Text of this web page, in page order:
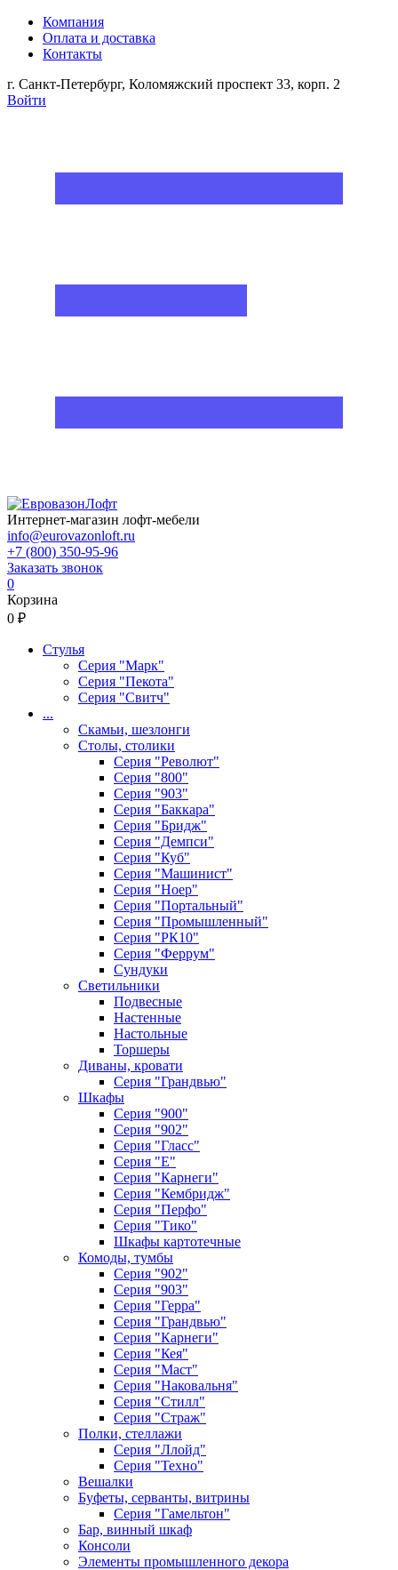
Компания
Оплата и доставка
Контакты
г. Санкт-Петербург, Коломяжский проспект 33, корп. 2
Войти
Интернет-магазин лофт-мебели
info@eurovazonloft.ru
+7 (800) 350-95-96
Заказать звонок
0
Корзина
0 ₽
Стулья
Серия "Марк"
Серия "Пекота"
Серия "Свитч"
...
Скамьи, шезлонги
Столы, столики
Серия "Револют"
Серия "800"
Серия "903"
Серия "Баккара"
Серия "Бридж"
Серия "Демпси"
Серия "Куб"
Серия "Машинист"
Серия "Ноер"
Серия "Портальный"
Серия "Промышленный"
Серия "РК10"
Серия "Феррум"
Сундуки
Светильники
Подвесные
Настенные
Настольные
Торшеры
Диваны, кровати
Серия "Грандвью"
Шкафы
Серия "900"
Серия "902"
Серия "Гласс"
Серия "Е"
Серия "Карнеги"
Серия "Кембридж"
Серия "Перфо"
Серия "Тико"
Шкафы картотечные
Комоды, тумбы
Серия "902"
Серия "903"
Серия "Герра"
Серия "Грандвью"
Серия "Карнеги"
Серия "Кея"
Серия "Маст"
Серия "Наковальня"
Серия "Стилл"
Серия "Страж"
Полки, стеллажи
Серия "Ллойд"
Серия "Техно"
Вешалки
Буфеты, серванты, витрины
Серия "Гамельтон"
Бар, винный шкаф
Консоли
Элементы промышленного декора